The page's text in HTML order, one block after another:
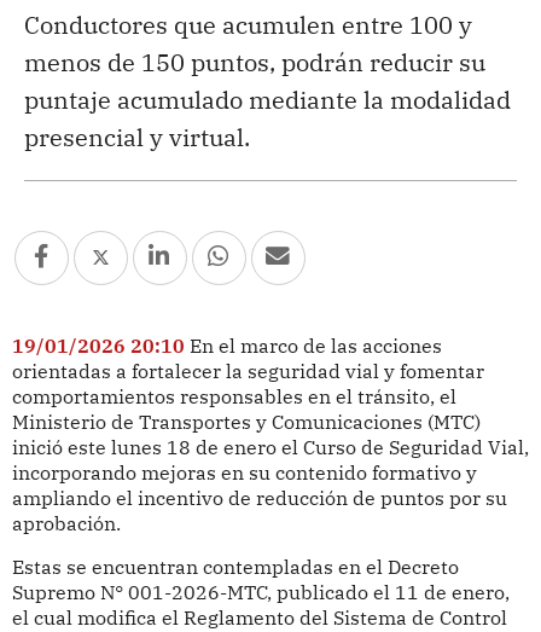
Conductores que acumulen entre 100 y
menos de 150 puntos, podrán reducir su
puntaje acumulado mediante la modalidad
presencial y virtual.
19/01/2026 20:10 En el marco de las acciones
orientadas a fortalecer la seguridad vial y fomentar
comportamientos responsables en el tránsito, el
Ministerio de Transportes y Comunicaciones (MTC)
inició este lunes 18 de enero el Curso de Seguridad Vial,
incorporando mejoras en su contenido formativo y
ampliando el incentivo de reducción de puntos por su
aprobación.
Estas se encuentran contempladas en el Decreto
Supremo N° 001-2026-MTC, publicado el 11 de enero,
el cual modifica el Reglamento del Sistema de Control